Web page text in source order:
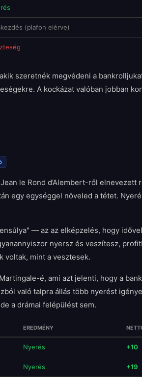
(plafon elérve)
szeretnék megvédeni a
A kockázat valóban jobban
le Rond d’Alembert-ről elnevezett
egy egységgel növeled a tétet.
— az az elképzelés, hogy
nyersz és veszítesz,
voltak, mint a vesztesek.
é, ami azt jelenti, hogy a
való talpra állás több nyerést
a drámai felépülést sem.
EREDMÉNY
Nyerés +10
Nyerés +19